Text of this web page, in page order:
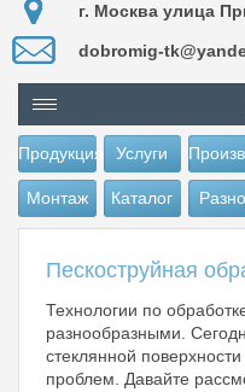
г. Москва улица
dobromig-
Продукция Услуги
Монтаж Каталог
Пескоструйная
Технологии по
разнообразными.
стеклянной
проблем. Давайте